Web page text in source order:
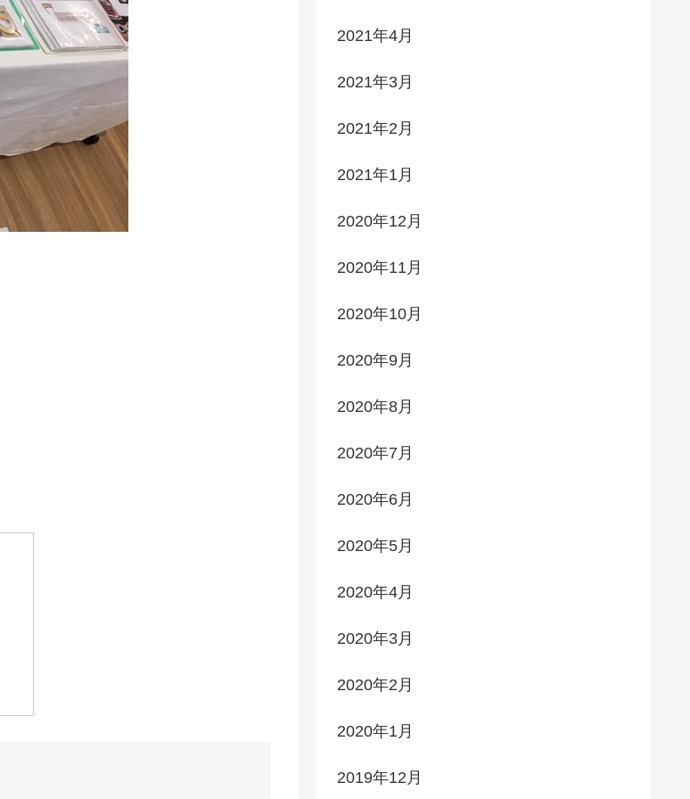
2021年4月
2021年3月
2021年2月
2021年1月
2020年12月
2020年11月
2020年10月
2020年9月
2020年8月
2020年7月
2020年6月
2020年5月
2020年4月
2020年3月
2020年2月
2020年1月
2019年12月